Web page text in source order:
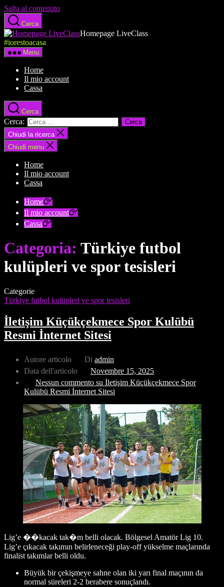
Salta al contenuto
Cerca
Homepage LiveClass
#iorestoacasa
Menu
Home
Il mio account
Cassa
Cerca
Cerca:
Chiudi la ricerca
Chiudi menu
Home
Il mio account
Cassa
Home
Il mio account
Cassa
Categoria: Türkiye futbol
kulüpleri ve spor tesisleri
Categorie
Türkiye futbol kulüpleri ve spor tesisleri
İletişim Küçükçekmece Spor Kulübü
Resmi İnternet Sitesi
Autore articolo Di admin
Data dell'articolo
Novembre 15, 2025
Nessun commento su İletişim Küçükçekmece Spor
Kulübü Resmi İnternet Sitesi
Lig’e ��kacak tak�m belli olacak. Bölgesel Amatör Lig 10.
Lig’e çıkacak takımın belirleneceği play-off yükselme maçlarında
finalist takımlar belli oldu.
Büyük bir çekişmeye sahne olan iki yarı final maçının da
normal süreleri 2-2 berabere sonuçlandı.